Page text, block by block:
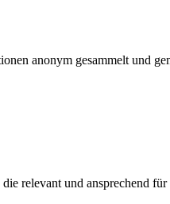
anonym gesammelt und
relevant und ansprechend